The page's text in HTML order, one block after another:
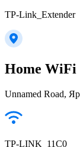
TP-Link_Extender
Home WiFi
Unnamed Road,
TP-LINK_11C0